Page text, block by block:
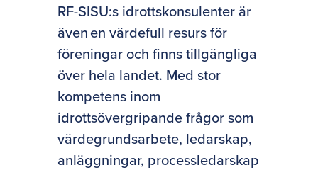
RF-SISU:s idrottskonsulenter är
även en värdefull resurs för
föreningar och finns tillgängliga
över hela landet. Med stor
kompetens inom
idrottsövergripande frågor som
värdegrundsarbete, ledarskap,
anläggningar, processledarskap